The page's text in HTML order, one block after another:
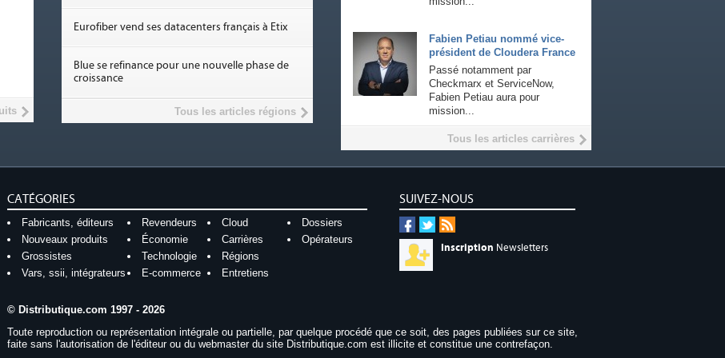
Fabien Petiau nommé vice-
président de Cloudera France
Passé notamment par
Checkmarx et ServiceNow,
Fabien Petiau aura pour
mission...
Tous les articles carrières
Eurofiber vend ses datacenters français à Etix
Blue se refinance pour une nouvelle phase de
croissance
Tous les articles régions
SUIVEZ-NOUS
Inscription Newsletters
CATÉGORIES
Fabricants, éditeurs Revendeurs Cloud
Dossiers
Nouveaux produits
Économie Carrières
Opérateurs
Grossistes
Technologie
Régions
Vars, ssii, intégrateurs
E-commerce Entretiens
© Distributique.com 1997 - 2026
Toute reproduction ou représentation intégrale ou partielle, par quelque procédé que ce soit, des pages publiées sur ce site,
faite sans l'autorisation de l'éditeur ou du webmaster du site Distributique.com est illicite et constitue une contrefaçon.